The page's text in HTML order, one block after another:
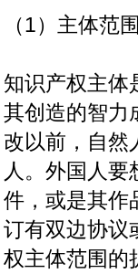
（1）主体范
知识产权主体
其创造的智力
改以前，自然
人。外国人
件，或是其作
订有双边协议
权主体范围的